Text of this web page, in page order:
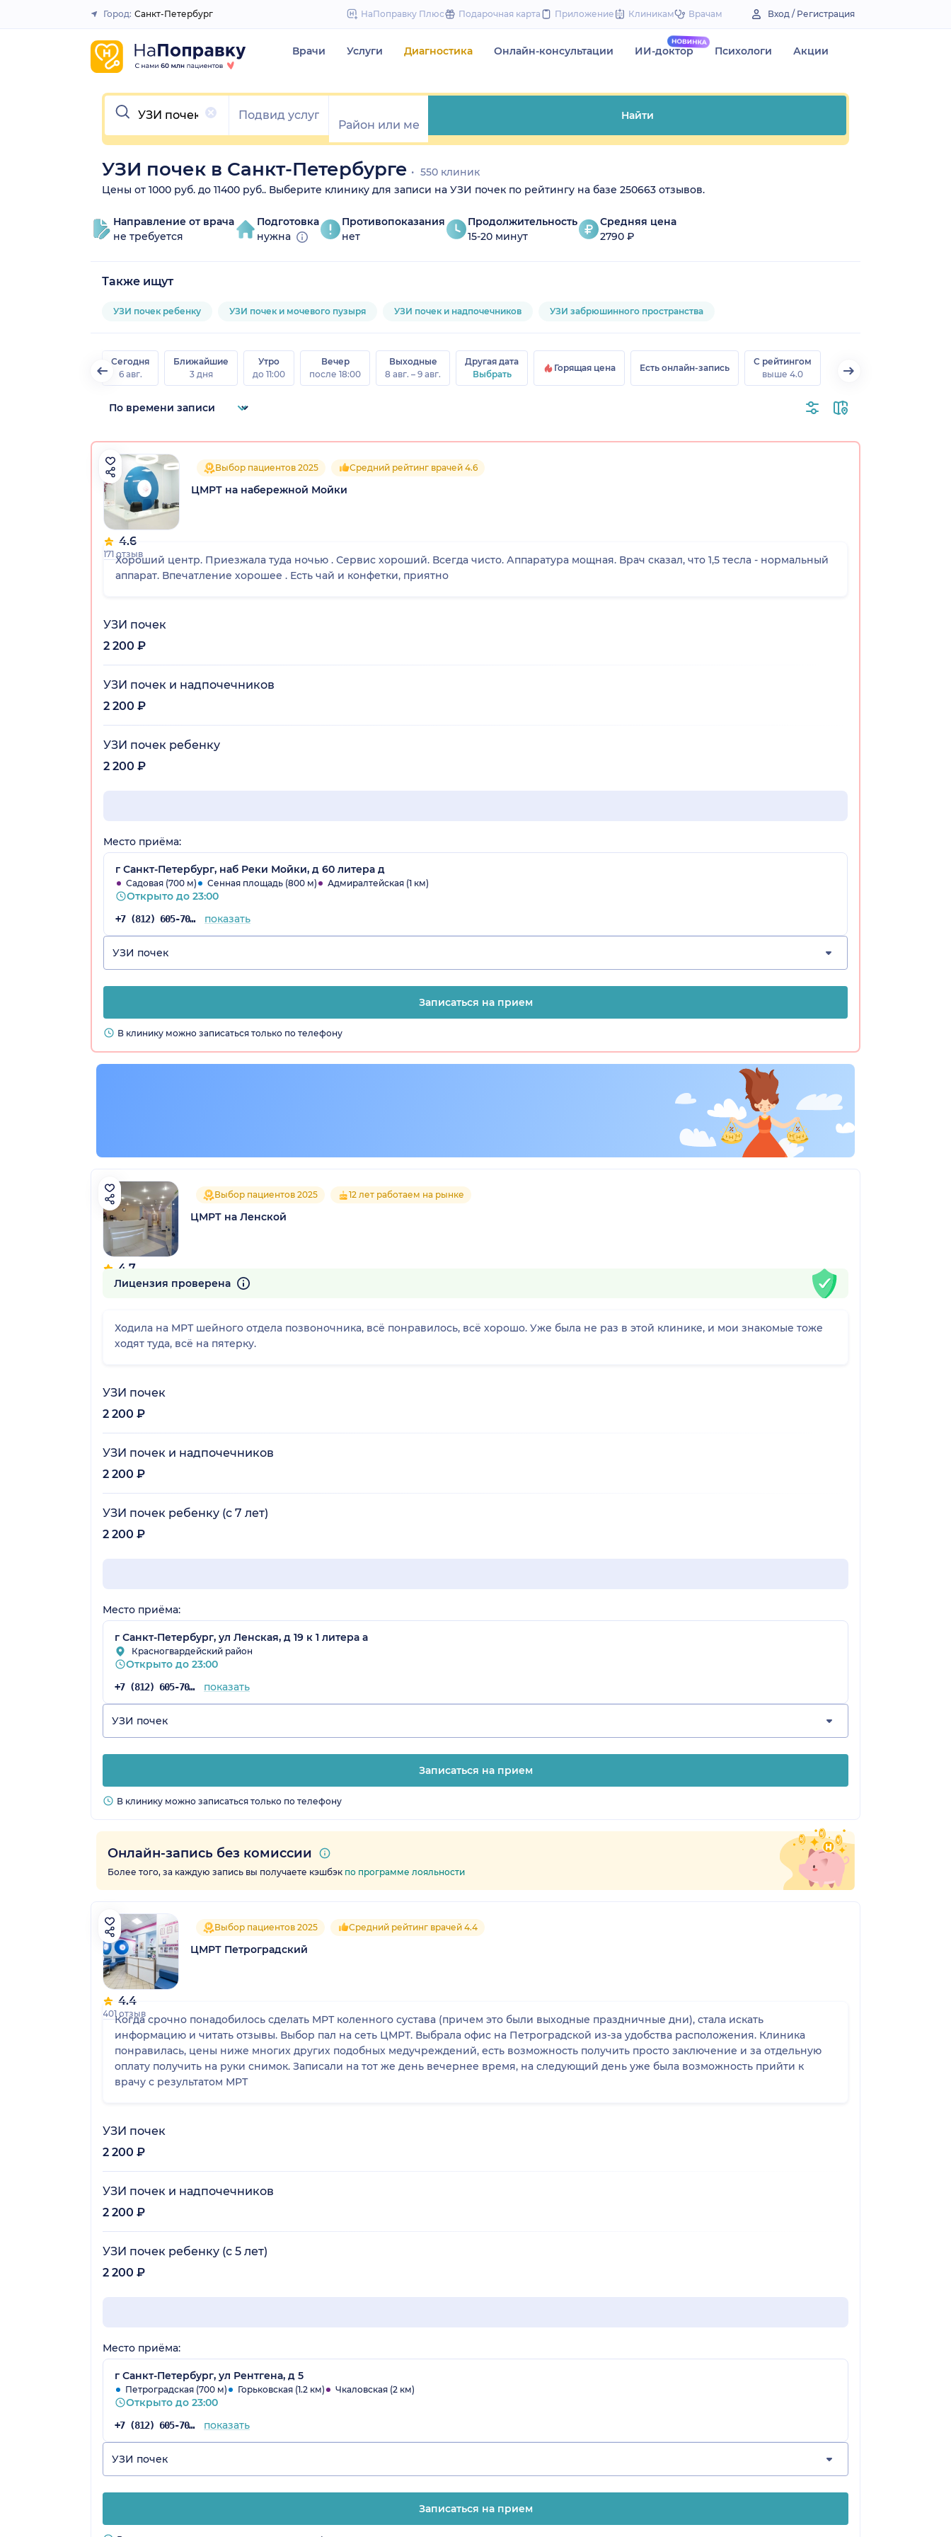
to
Закрыть
Город: Санкт-Петербург НаПоправку Плюс Подарочная карта Приложение Клиникам Врачам Вход / Регистрация
Врачи Услуги Диагностика Онлайн-консультации ИИ-доктор Психологи Акции
Очистить
Найти
УЗИ почек в Санкт-Петербурге
550 клиник
Цены от 1000 руб. до 11400 руб.. Выберите клинику для записи на УЗИ почек по рейтингу на базе 250663 отзывов.
Направление от врача
не требуется
Подготовка
нужна
Противопоказания
нет
Продолжительность
15-20 минут
Средняя цена
2790 ₽
Также ищут
УЗИ почек ребенку УЗИ почек и мочевого пузыря УЗИ почек и надпочечников УЗИ забрюшинного пространства
Сегодня
6 авг.
Ближайшие
3 дня
Утро
до 11:00
Вечер
после 18:00
Выходные
8 авг. – 9 авг.
Другая дата
Выбрать
Горящая цена Есть онлайн-запись
С рейтингом
выше 4.0
4.6
171 отзыв
Выбор пациентов 2025 Средний рейтинг врачей 4.6
ЦМРТ на набережной Мойки
Хороший центр. Приезжала туда ночью . Сервис хороший. Всегда чисто. Аппаратура мощная. Врач сказал, что 1,5 тесла - нормальный
аппарат. Впечатление хорошее . Есть чай и конфетки, приятно
УЗИ почек
2 200 ₽
УЗИ почек и надпочечников
2 200 ₽
УЗИ почек ребенку
2 200 ₽
Место приёма:
г Санкт-Петербург, наб Реки Мойки, д 60 литера д
Садовая (700 м) Сенная площадь (800 м) Адмиралтейская (1 км)
Открыто до 23:00
+7 (812) 605-70-67 показать
УЗИ почек
Записаться на прием
В клинику можно записаться только по телефону
4.7
363 отзыва
Выбор пациентов 2025 12 лет работаем на рынке
ЦМРТ на Ленской
Лицензия проверена
Ходила на МРТ шейного отдела позвоночника, всё понравилось, всё хорошо. Уже была не раз в этой клинике, и мои знакомые тоже
ходят туда, всё на пятерку.
УЗИ почек
2 200 ₽
УЗИ почек и надпочечников
2 200 ₽
УЗИ почек ребенку (с 7 лет)
2 200 ₽
Место приёма:
г Санкт-Петербург, ул Ленская, д 19 к 1 литера а
Красногвардейский район
Открыто до 23:00
+7 (812) 605-70-67 показать
УЗИ почек
Записаться на прием
В клинику можно записаться только по телефону
Онлайн-запись без комиссии
Более того, за каждую запись вы получаете кэшбэк по программе лояльности
4.4
401 отзыв
Выбор пациентов 2025 Средний рейтинг врачей 4.4
ЦМРТ Петроградский
Когда срочно понадобилось сделать МРТ коленного сустава (причем это были выходные праздничные дни), стала искать
информацию и читать отзывы. Выбор пал на сеть ЦМРТ. Выбрала офис на Петроградской из-за удобства расположения. Клиника
понравилась, цены ниже многих других подобных медучреждений, есть возможность получить просто заключение и за отдельную
оплату получить на руки снимок. Записали на тот же день вечернее время, на следующий день уже была возможность прийти к
врачу с результатом МРТ
УЗИ почек
2 200 ₽
УЗИ почек и надпочечников
2 200 ₽
УЗИ почек ребенку (с 5 лет)
2 200 ₽
Место приёма:
г Санкт-Петербург, ул Рентгена, д 5
Петроградская (700 м) Горьковская (1.2 км) Чкаловская (2 км)
Открыто до 23:00
+7 (812) 605-70-67 показать
УЗИ почек
Записаться на прием